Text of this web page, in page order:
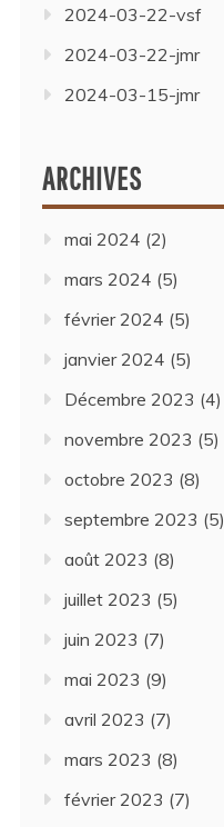
2024-03-22-vsf
2024-03-22-jmr
2024-03-15-jmr
ARCHIVES
mai 2024 (2)
mars 2024 (5)
février 2024 (5)
janvier 2024 (5)
Décembre 2023 (4)
novembre 2023 (5)
octobre 2023 (8)
septembre 2023 (5)
août 2023 (8)
juillet 2023 (5)
juin 2023 (7)
mai 2023 (9)
avril 2023 (7)
mars 2023 (8)
février 2023 (7)